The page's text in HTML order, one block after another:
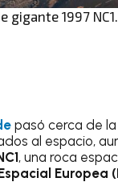
gigante 1997
pasó cerca de la
al espacio,
, una roca
Europea